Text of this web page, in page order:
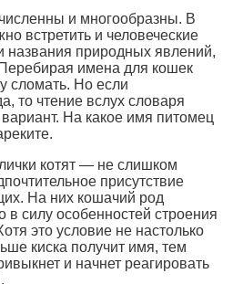
и многообразны. В
встретить и человеческие
названия природных явлений,
имена для кошек
сломать. Но если
то чтение вслух словаря
На какое имя питомец
котят — не слишком
присутствие
На них кошачий род
в силу особенностей строения
это условие не настолько
киска получит имя, тем
и начнет реагировать